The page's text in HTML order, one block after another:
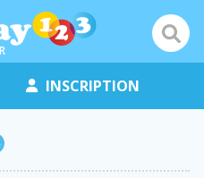
INSCRIPTION